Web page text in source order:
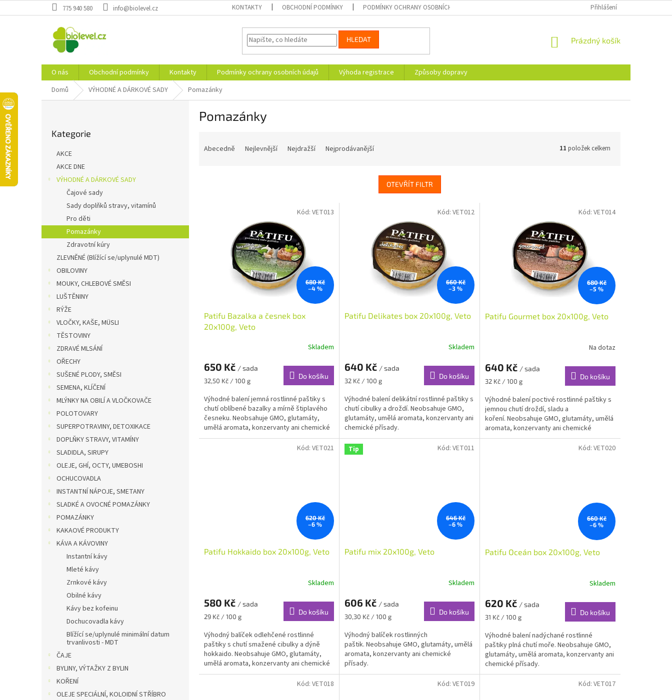
na
775 940 580 info@biolevel.cz KONTAKTY OBCHODNÍ PODMÍNKY PODMÍNKY OCHRANY OSOBNÍCH ÚDAJŮ Přihlášení
HLEDAT
NÁKUPNÍ
Prázdný košík
O nás Obchodní podmínky Kontakty Podmínky ochrany osobních údajů Výhoda registrace
Způsoby dopravy
Domů
VÝHODNÉ A DÁRKOVÉ SADY Pomazánky
n
e
kategorie
Kategorie
AKCE
AKCE DNE
VÝHODNÉ A DÁRKOVÉ SADY
Čajové sady
Sady doplňků stravy, vitamínů
Pro děti
Pomazánky
Zdravotní kúry
ZLEVNĚNÉ (Blížící se/uplynulé MDT)
OBILOVINY
MOUKY, CHLEBOVÉ SMĚSI
LUŠTĚNINY
RÝŽE
VLOČKY, KAŠE, MÜSLI
TĚSTOVINY
ZDRAVÉ MLSÁNÍ
OŘECHY
SUŠENÉ PLODY, SMĚSI
SEMENA, KLÍČENÍ
MLÝNKY NA OBILÍ A VLOČKOVAČE
POLOTOVARY
SUPERPOTRAVINY, DETOXIKACE
DOPLŇKY STRAVY, VITAMÍNY
SLADIDLA, SIRUPY
OLEJE, GHÍ, OCTY, UMEBOSHI
OCHUCOVADLA
INSTANTNÍ NÁPOJE, SMETANY
SLADKÉ A OVOCNÉ POMAZÁNKY
POMAZÁNKY
KAKAOVÉ PRODUKTY
KÁVA A KÁVOVINY
Instantní kávy
Mleté kávy
Zrnkové kávy
Obilné kávy
Kávy bez kofeinu
Dochucovadla kávy
Blížící se/uplynulé minimální datum
trvanlivosti - MDT
ČAJE
BYLINY, VÝTAŽKY Z BYLIN
KOŘENÍ
OLEJE SPECIÁLNÍ, KOLOIDNÍ STŘÍBRO
Pomazánky
Abecedně Nejlevnější Nejdražší Nejprodávanější 11 položek celkem
OTEVŘÍT FILTR
680 Kč
–4 %
Patifu Bazalka a česnek box
20x100g, Veto
Skladem
650 Kč / sada
Měrná
32,50 Kč / 100 g
Do košíku
Výhodné balení jemná rostlinné paštiky s
chutí oblíbené bazalky a mírně štiplavého
česneku. Neobsahuje GMO, glutamáty,
umělá aromata, konzervanty ani chemické
přísady.
Kód: VET013
660 Kč
–3 %
Patifu Delikates box 20x100g, Veto
Skladem
640 Kč / sada
Měrná
32 Kč / 100 g
Do košíku
Výhodné balení delikátní rostlinné paštiky s
chutí cibulky a droždí. Neobsahuje GMO,
glutamáty, umělá aromata, konzervanty ani
chemické přísady.
Kód: VET012
680 Kč
–5 %
Patifu Gourmet box 20x100g, Veto
Na dotaz
640 Kč / sada
Měrná
32 Kč / 100 g
Do košíku
Výhodné balení poctivé rostlinné paštiky s
jemnou chutí droždí, sladu a
koření. Neobsahuje GMO, glutamáty, umělá
aromata, konzervanty ani chemické
přísady.
Kód: VET014
620 Kč
–6 %
Patifu Hokkaido box 20x100g, Veto
Skladem
580 Kč / sada
Měrná
29 Kč / 100 g
Do košíku
Výhodný balíček odlehčené rostlinné
paštiky s chutí smažené cibulky a dýně
hokkaido. Neobsahuje GMO, glutamáty,
umělá aromata, konzervanty ani chemické
přísady.
Kód: VET021 Tip
646 Kč
–6 %
Patifu mix 20x100g, Veto
Skladem
606 Kč / sada
Měrná
30,30 Kč / 100 g
Do košíku
Výhodný balíček rostlinných
paštik. Neobsahuje GMO, glutamáty, umělá
aromata, konzervanty ani chemické
přísady.
Kód: VET011
660 Kč
–6 %
Patifu Oceán box 20x100g, Veto
Skladem
620 Kč / sada
Měrná
31 Kč / 100 g
Do košíku
Výhodné balení nadýchané rostlinné
paštiky plná chutí moře. Neobsahuje GMO,
glutamáty, umělá aromata, konzervanty ani
chemické přísady.
Kód: VET020
Kód: VET018 Kód: VET019 Kód: VET017